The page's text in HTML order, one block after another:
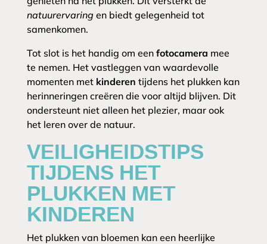
natuurervaringen biedt gelegenheid tot
samenkomen.
Tot slot is het handig om een fotocamera mee
te nemen. Het vastleggen van waardevolle
momenten met kinderen tijdens het plukken kan
herinneringen creëren die voor altijd blijven. Dit
ondersteunt niet alleen het plezier, maar ook
het leren over de natuur.
VEILIGHEIDSTIPS
TIJDENS HET
PLUKKEN MET
KINDEREN
Het plukken van bloemen kan een heerlijke